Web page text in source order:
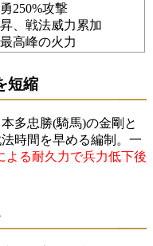
250%攻撃
、戦法威力累加
高峰の火力
短縮
多忠勝(騎馬)の金剛と
時間を早める編制。一
よる耐久力で兵力低下後